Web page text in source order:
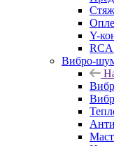
Y-
RCA
Вибро-